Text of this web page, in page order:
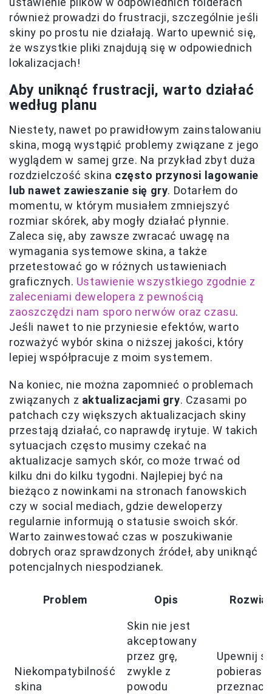
również prowadzi do frustracji, szczególnie jeśli
skiny po prostu nie działają. Warto upewnić się,
że wszystkie pliki znajdują się w odpowiednich
lokalizacjach!
Aby uniknąć frustracji, warto działać
według planu
Niestety, nawet po prawidłowym zainstalowaniu
skina, mogą wystąpić problemy związane z jego
wyglądem w samej grze. Na przykład zbyt duża
rozdzielczość skina często przynosi lagowanie
lub nawet zawieszanie się gry. Dotarłem do
momentu, w którym musiałem zmniejszyć
rozmiar skórek, aby mogły działać płynnie.
Zaleca się, aby zawsze zwracać uwagę na
wymagania systemowe skina, a także
przetestować go w różnych ustawieniach
graficznych. Ustawienie wszystkiego zgodnie z
zaleceniami dewelopera z pewnością
zaoszczędzi nam sporo nerwów oraz czasu.
Jeśli nawet to nie przyniesie efektów, warto
rozważyć wybór skina o niższej jakości, który
lepiej współpracuje z moim systemem.
Na koniec, nie można zapomnieć o problemach
związanych z aktualizacjami gry. Czasami po
patchach czy większych aktualizacjach skiny
przestają działać, co naprawdę irytuje. W takich
sytuacjach często musimy czekać na
aktualizacje samych skór, co może trwać od
kilku dni do kilku tygodni. Najlepiej być na
bieżąco z nowinkami na stronach fanowskich
czy w social mediach, gdzie deweloperzy
regularnie informują o statusie swoich skór.
Warto zainwestować czas w poszukiwanie
dobrych oraz sprawdzonych źródeł, aby uniknąć
potencjalnych niespodzianek.
Problem Opis
Niekompatybilność
skina
Skin nie jest
akceptowany
przez grę,
zwykle z
powodu
Upewnij
pobierasz